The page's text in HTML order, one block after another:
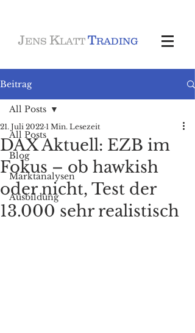
JENS KLATT TRADING
Beitrag
All Posts
Blog
Marktanalysen
Ausbildung
All Posts
DAX Aktuell: EZB im
Fokus – ob hawkish
oder nicht, Test der
13.000 sehr realistisch
21. Juli 2022 1 Min. Lesezeit